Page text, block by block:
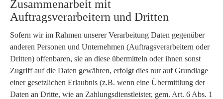
Zusammenarbeit mit
Auftragsverarbeitern und Dritten
Sofern wir im Rahmen unserer Verarbeitung Daten gegenüber
anderen Personen und Unternehmen (Auftragsverarbeitern oder
Dritten) offenbaren, sie an diese übermitteln oder ihnen sonst
Zugriff auf die Daten gewähren, erfolgt dies nur auf Grundlage
einer gesetzlichen Erlaubnis (z.B. wenn eine Übermittlung der
Daten an Dritte, wie an Zahlungsdienstleister, gem. Art. 6 Abs. 1